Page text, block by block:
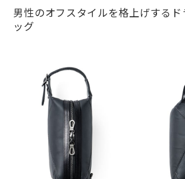
男性のオフスタイルを格上げする
ッグ